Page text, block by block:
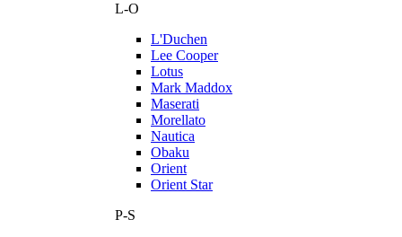
L-O
L'Duchen
Lee Cooper
Lotus
Mark Maddox
Maserati
Morellato
Nautica
Obaku
Orient
Orient Star
P-S